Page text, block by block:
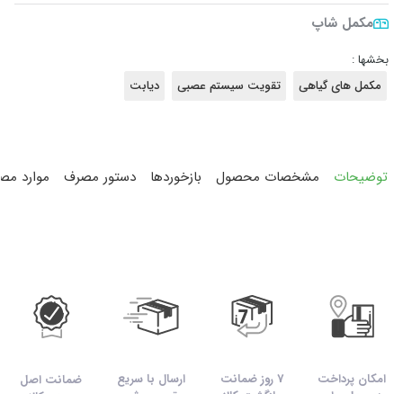
مکمل شاپ
بخشها :
مکمل های گیاهی
تقویت سیستم عصبی دیابت
توضیحات مشخصات محصول بازخوردها دستور مصرف موارد
امکان پرداخت
7 روز ضمانت
ارسال با سریع
ضمانت اصل